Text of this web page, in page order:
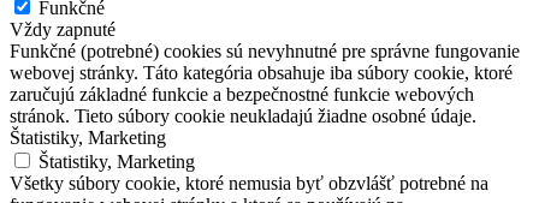
Funkčné
Vždy zapnuté
Funkčné (potrebné) cookies sú nevyhnutné pre správne fungovanie
webovej stránky. Táto kategória obsahuje iba súbory cookie, ktoré
zaručujú základné funkcie a bezpečnostné funkcie webových
stránok. Tieto súbory cookie neukladajú žiadne osobné údaje.
Štatistiky, Marketing
Štatistiky, Marketing
Všetky súbory cookie, ktoré nemusia byť obzvlášť potrebné na